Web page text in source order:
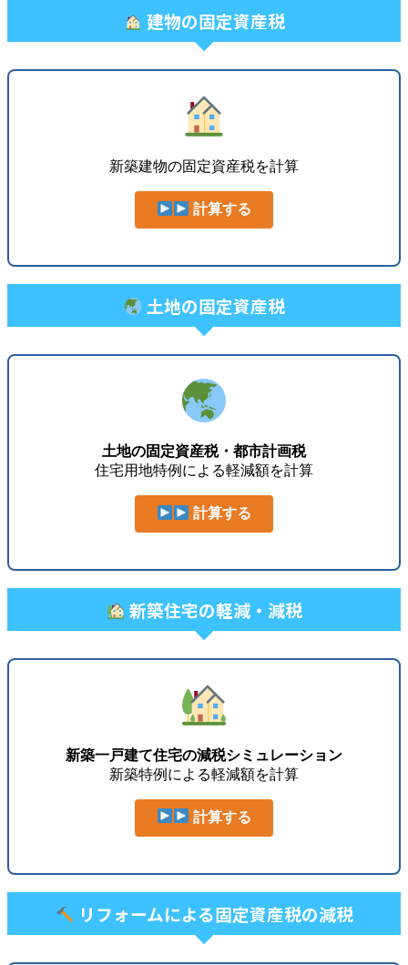
建物の固定資産税
新築建物の固定資産税を計算
計算する
土地の固定資産税
土地の固定資産税・都市計画税
住宅用地特例による軽減額を計算
計算する
新築住宅の軽減・減税
新築一戸建て住宅の減税シミュレーション
新築特例による軽減額を計算
計算する
リフォームによる固定資産税の減税